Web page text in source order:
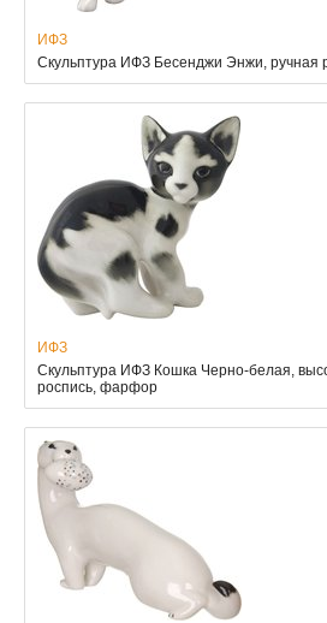
ИФЗ
Скульптура ИФЗ Бесенджи Энжи, ручная
ИФЗ
Скульптура ИФЗ Кошка Черно-белая,
роспись, фарфор